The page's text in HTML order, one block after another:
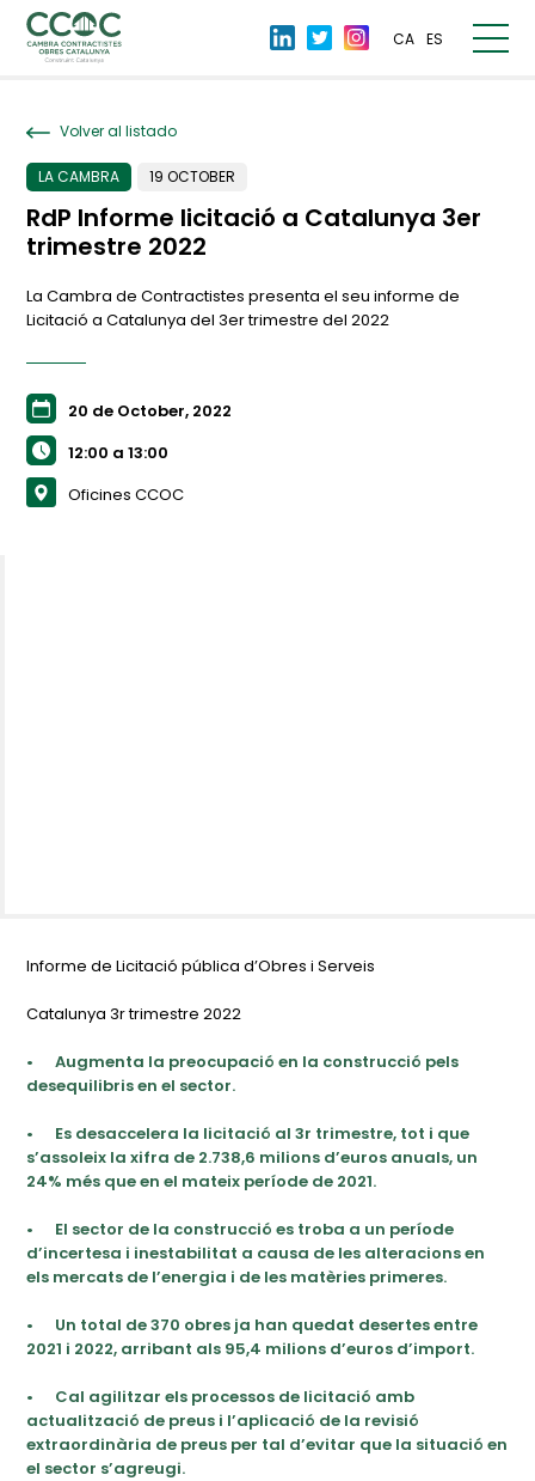
CA ES
Volver al listado
LA CAMBRA 19 OCTOBER
RdP Informe licitació a Catalunya 3er
trimestre 2022
La Cambra de Contractistes presenta el seu informe de
Licitació a Catalunya del 3er trimestre del 2022
20 de October, 2022
12:00 a 13:00
Oficines CCOC
Informe de Licitació pública d’Obres i Serveis
Catalunya 3r trimestre 2022
•
Augmenta la preocupació en la construcció pels
desequilibris en el sector.
•
Es desaccelera la licitació al 3r trimestre, tot i que
s’assoleix la xifra de 2.738,6 milions d’euros anuals, un
24% més que en el mateix període de 2021.
•
El sector de la construcció es troba a un període
d’incertesa i inestabilitat a causa de les alteracions en
els mercats de l’energia i de les matèries primeres.
•
Un total de 370 obres ja han quedat desertes entre
2021 i 2022, arribant als 95,4 milions d’euros d’import.
•
Cal agilitzar els processos de licitació amb
actualització de preus i l’aplicació de la revisió
extraordinària de preus per tal d’evitar que la situació en
el sector s’agreugi.